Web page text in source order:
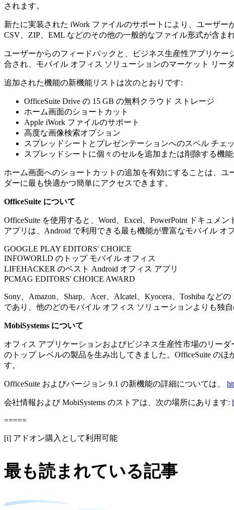
されます。
新たに実装された iWork ファイルのサポートにより、ユーザ
CSV、ZIP、EML などのその他の一般的なファイル形式が含まれ
ユーザーからのフィードバックと、ビジネス生産性アプリケー
合され、モバイル オフィス ソリューションのマーケット リー
追加された機能の新機能リストは次のとおりです:
OfficeSuite Drive の 15 GB の無料クラウド ストレージ
ホーム画面のショートカット
Apple iWork ファイルのサポート
高度な画像検索オプション
スプレッドシートとプレゼンテーションへのスペル チェ
スプレッドシートに個々のセルを追加または削除する機
ホーム画面へのショートカットの追加を有効にすることは、
ダーに最も快適かつ簡単にアクセスできます。
OfficeSuite について
OfficeSuite を使用すると、Word、Excel、PowerPoint ドキュ
アプリは、Android で利用できる最も機能が豊富なモバイル オ
GOOGLE PLAY EDITORS' CHOICE
INFOWORLD のトップ モバイル オフィス
LIFEHACKER のベスト Android オフィス アプリ
PCMAG EDITORS' CHOICE AWARD
Sony、Amazon、Sharp、Acer、Alcatel、Kyocera、Toshiba な
であり、他のどのモバイル オフィス ソリューションよりも独自
MobiSystems について
オフィス アプリケーションおよびビジネス生産性市場のリー
のトップ レベルの製品を生み出してきました。OfficeSuite のほ
す。
OfficeSuite およびバージョン 9.1 の新機能の詳細については、
会社情報および MobiSystems のストアは、次の場所にあります:
=====
[i] アドオン購入として利用可能
最も読まれている記事